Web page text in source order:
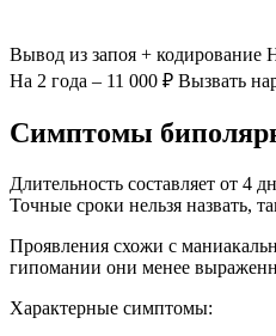
Вывод из запоя + кодирование
На 2 года – 11 000 ₽ Вызвать
Симптомы
Длительность составляет от 4
Точные сроки нельзя назвать,
Проявления схожи с
гипомании они менее
Характерные симптомы: